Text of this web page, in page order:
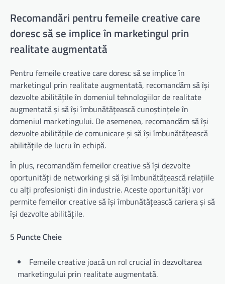
Recomandări pentru femeile creative care
doresc să se implice în marketingul prin
realitate augmentată
Pentru femeile creative care doresc să se implice în
marketingul prin realitate augmentată, recomandăm să își
dezvolte abilitățile în domeniul tehnologiilor de realitate
augmentată și să își îmbunătățească cunoștințele în
domeniul marketingului. De asemenea, recomandăm să își
dezvolte abilitățile de comunicare și să își îmbunătățească
abilitățile de lucru în echipă.
În plus, recomandăm femeilor creative să își dezvolte
oportunități de networking și să își îmbunătățească relațiile
cu alți profesioniști din industrie. Aceste oportunități vor
permite femeilor creative să își îmbunătățească cariera și să
își dezvolte abilitățile.
5 Puncte Cheie
Femeile creative joacă un rol crucial în dezvoltarea
marketingului prin realitate augmentată.